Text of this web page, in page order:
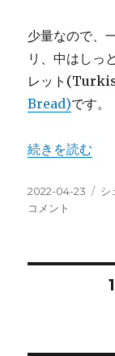
少量なので、
リ、中はしっ
レット
Bread)です。
“How-To：簡
続きを読む
投
稿
2022-04-23
カ
シ
コメント
固定ページ1